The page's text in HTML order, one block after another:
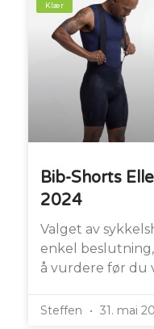
Klær
Bib-Shorts
2024
Valget av
enkel
å vurdere før du
Steffen 31. mai